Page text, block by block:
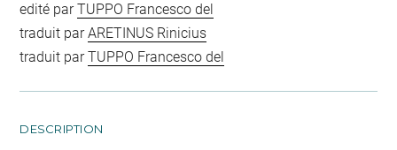
edité parTUPPO Francesco del
traduit parARETINUS Rinicius
traduit parTUPPO Francesco del
DESCRIPTION